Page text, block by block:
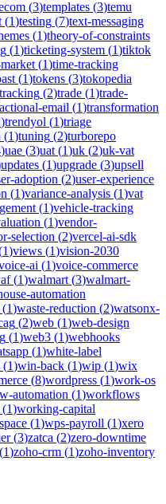
(3)templates (3)temu
(1)testing (7)text-messaging
(1)theory-of-constraints
(1)ticketing-system (1)tiktok
(1)time-tracking
(1)tokens (3)tokopedia
tracking (2)trade (1)trade-
email (1)transformation
)trendyol (1)triage
(1)tuning (2)turborepo
)uae (3)uat (1)uk (2)uk-vat
updates (1)upgrade (3)upsell
adoption (2)user-experience
(1)variance-analysis (1)vat
(1)vehicle-tracking
(1)vendor-
selection (2)vercel-ai-sdk
1)views (1)vision-2030
ai (1)voice-commerce
(1)walmart (3)walmart-
automation
(1)waste-reduction (2)watsonx-
(2)web (1)web-design
(1)web3 (1)webhooks
(1)white-label
(1)win-back (1)wip (1)wix
(8)wordpress (1)work-os
automation (1)workflows
(1)working-capital
(1)wps-payroll (1)xero
(3)zatca (2)zero-downtime
(1)zoho-crm (1)zoho-inventory